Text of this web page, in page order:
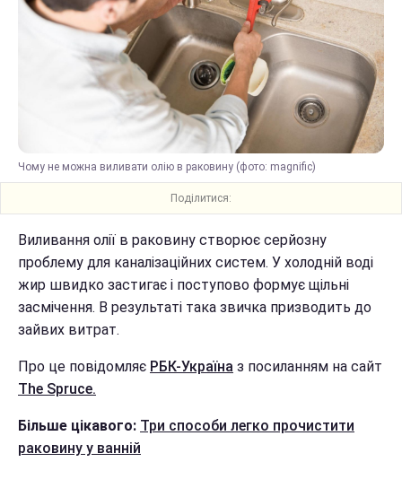
Чому не можна виливати олію в раковину (фото: magnific)
Поділитися:
Виливання олії в раковину створює серйозну
проблему для каналізаційних систем. У холодній воді
жир швидко застигає і поступово формує щільні
засмічення. В результаті така звичка призводить до
зайвих витрат.
Про це повідомляє РБК-Україна з посиланням на сайт
The Spruce.
Більше цікавого: Три способи легко прочистити
раковину у ванній